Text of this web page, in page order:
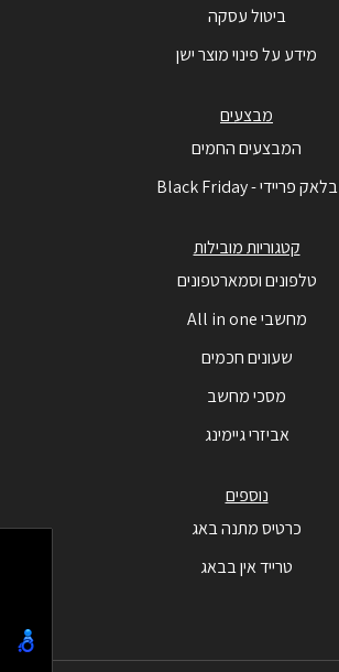
ביטול עסקה
מידע על פינוי מוצר ישן
מבצעים
המבצעים החמים
בלאק פריידי - Black Friday
קטגוריות מובילות
טלפונים וסמארטפונים
מחשבי All in one
שעונים חכמים
מסכי מחשב
אביזרי גיימינג
נוספים
כרטיס מתנה באג
טרייד אין בבאג